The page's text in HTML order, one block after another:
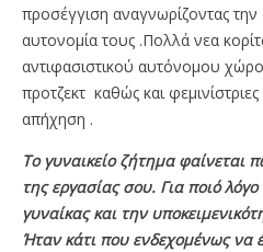
προσέγγιση αναγνωρίζοντας
αυτονομία τους .Πολλά νεα
αντιφασιστικού αυτόνομου
προτζεκτ καθώς και
απήχηση .
Το γυναικείο ζήτημα φαίνεται
της εργασίας σου. Για ποιό
γυναίκας και την
Ήταν κάτι που ενδεχομένως να